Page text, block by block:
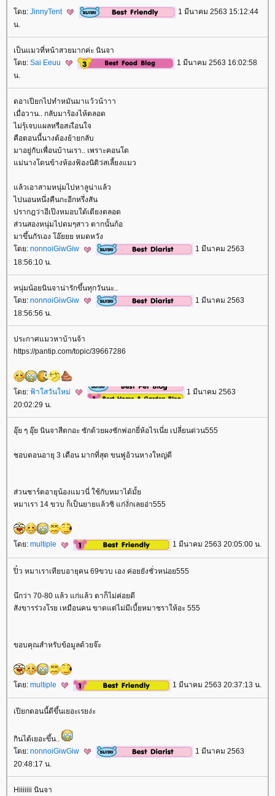
ดย: JinnyTent
1 มีนาคม 2563 15:12:44
น.
เป็นแมวที่หน้าสวยมากค่ะ นินจา
ดย: Sai Eeuu
1 มีนาคม 2563 16:02:58
น.
ดอาเปียกไปทำหมันมาแว้วน้าาา
เมื่อวาน.. กลับมาร้องไห้ตลอด
ไม่รุ้เจบแผลหรือสะเือนใจ
คือตอนนี้นางต้องย้ายกลับ
มาอยู่กับเพื่อนบ้านเรา.. เพราะคอนโด
ม่นางโดนข้างห้องฟ้องนิติว่สเลี้ยงแมว
ล้วเอาสามหนุ่มไปหาลูน่าแล้ว
ไปนอนหนึ่งคืนกะอีกหรึ่งสัน
ปรากฎว่าอีเป๊งหมอบใต้เตียงตลอด
ส่วนสองหนุ่มไปดมๆสาว​ ตากนั้นก้อ
มาขึ้นกัรเอง​ โอ๊ยยย​ หมดหวัง
ดย: nonnoiGiwGiw
1 มีนาคม 2563
18:56:10 น.
หนุ่มน้อยนินจาน่ารักขึ้นทุกวันนะ..
ดย: nonnoiGiwGiw
1 มีนาคม 2563
18:56:56 น.
ประกาศแมวหาบ้านจ้า
https://pantip.com/topic/39667286
ดย: ฟ้าใสวันใหม่
1 มีนาคม 2563
20:02:29 น.
อุ๊ย ๆ อุ๊ย นินจาสีตกอะ ซักด้วยผงซักฟอกยี่ห้อไรเนี่ย เปลี่ยนด่วน555
ชอบตอนอายุ 3 เดือน มากที่สุด ขนฟูอ้วนหางใหญ่ดี
ส่วนชาร์ตอายุน้องแมวนี่ ใช้กับหมาได้มั้
หมาเรา 14 ขวบ ก็เป็นยายแล้วซิ แก่งั่กเลยอ่า555
ดย: multiple 1 มีนาคม 2563 20:05:00 น.
ปิ๋ว หมาเราเทียบอายุคน 69ขวบ เอง ค่อยยังชั่วหน่อย555
นึกว่า 70-80 แล้ว แก่แล้ว ตาก็ไม่ค่อยดี
สังขารร่วงโรย เหมือนคน ขาดแต่ไม่มีเบี้ยหมาชราให้อะ 555
ขอบคุณสำหรับข้อมูลด้วยจ๊ะ
ดย: multiple 1 มีนาคม 2563 20:37:13 น.
เปียกตอนนี้ดีขึ้นเยอะเรยง่ะ
กินได้เยอะขึ้น..
ดย: nonnoiGiwGiw
1 มีนาคม 2563
20:48:17 น.
Hiiiiiii นินจา